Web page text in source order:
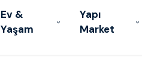
Ev &
Yaşam
Yapı
Market